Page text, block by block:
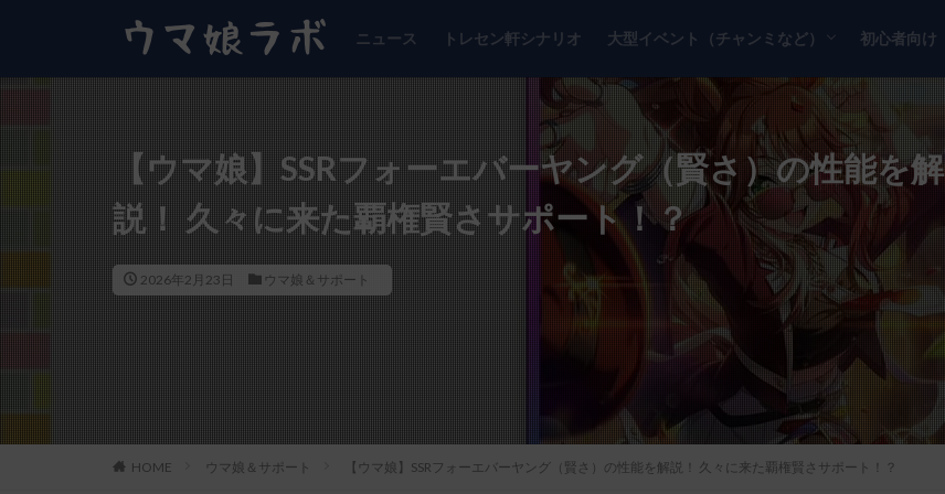
ニュース トレセン軒シナリオ 大型イベント（チャンミなど）
チャンピオンズミーティング
リーグオブヒーローズ
初心者向け
【ウマ娘】SSRフォーエバーヤング（賢さ）の性能を解
説！ 久々に来た覇権賢さサポート！？
2026年2月23日 ウマ娘＆サポート
HOME ウマ娘＆サポート 【ウマ娘】SSRフォーエバーヤング（賢さ）の性能を解説！ 久々に来た覇権賢さサポート！？